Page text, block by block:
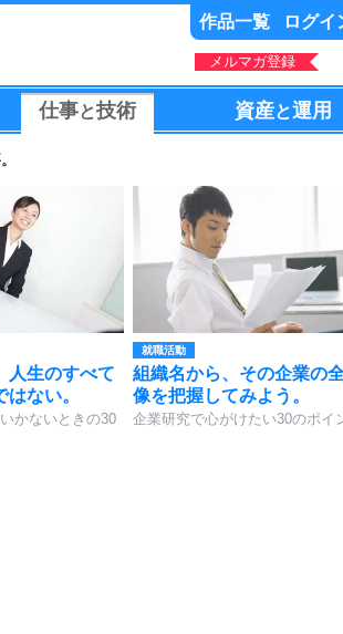
作品一覧 ログイ
メルマガ登録
仕事と技術 資産と運用
人生のすべて
ない。
かないときの30
就職活動
組織名から、その企業の
像を把握してみよう。
企業研究で心がけたい30のポイ